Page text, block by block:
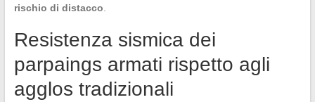
rischio di distacco.
Resistenza sismica dei
parpaings armati rispetto agli
agglos tradizionali